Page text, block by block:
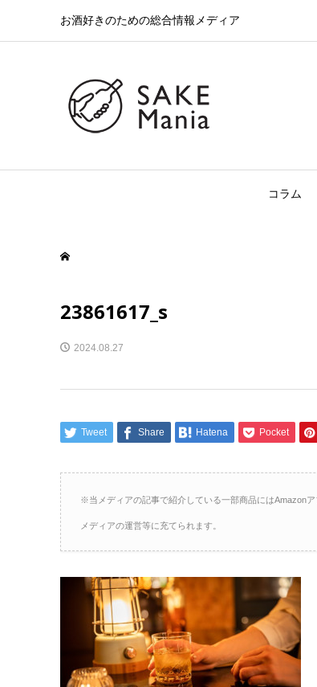
お酒好きのための総合情報メディア
コラム
23861617_s
2024.08.27
Tweet Share Hatena Pocket
※当メディアの記事で紹介している一部商品にはAmazon
メディアの運営等に充てられます。